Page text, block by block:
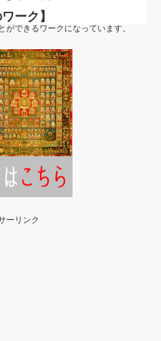
ーク】
ができるワークになっています。
ーリンク